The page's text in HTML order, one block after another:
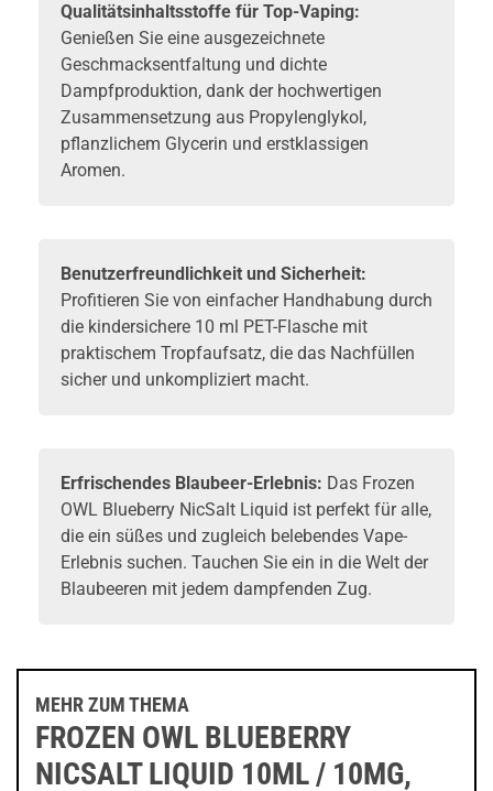
Qualitätsinhaltsstoffe für Top-Vaping:
Genießen Sie eine ausgezeichnete
Geschmacksentfaltung und dichte
Dampfproduktion, dank der hochwertigen
Zusammensetzung aus Propylenglykol,
pflanzlichem Glycerin und erstklassigen
Aromen.
Benutzerfreundlichkeit und Sicherheit:
Profitieren Sie von einfacher Handhabung durch
die kindersichere 10 ml PET-Flasche mit
praktischem Tropfaufsatz, die das Nachfüllen
sicher und unkompliziert macht.
Erfrischendes Blaubeer-Erlebnis: Das Frozen
OWL Blueberry NicSalt Liquid ist perfekt für alle,
die ein süßes und zugleich belebendes Vape-
Erlebnis suchen. Tauchen Sie ein in die Welt der
Blaubeeren mit jedem dampfenden Zug.
MEHR ZUM THEMA
FROZEN OWL BLUEBERRY
NICSALT LIQUID 10ML / 10MG,